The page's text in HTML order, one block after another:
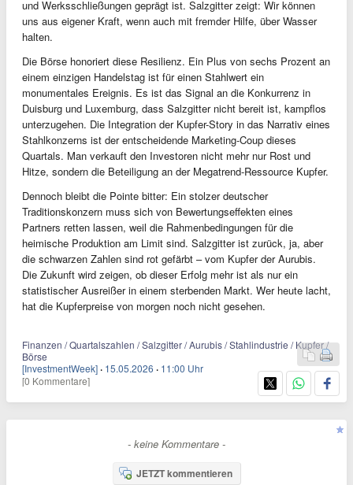
und Werksschließungen geprägt ist. Salzgitter zeigt: Wir können
uns aus eigener Kraft, wenn auch mit fremder Hilfe, über Wasser
halten.
Die Börse honoriert diese Resilienz. Ein Plus von sechs Prozent an
einem einzigen Handelstag ist für einen Stahlwert ein
monumentales Ereignis. Es ist das Signal an die Konkurrenz in
Duisburg und Luxemburg, dass Salzgitter nicht bereit ist, kampflos
unterzugehen. Die Integration der Kupfer-Story in das Narrativ eines
Stahlkonzerns ist der entscheidende Marketing-Coup dieses
Quartals. Man verkauft den Investoren nicht mehr nur Rost und
Hitze, sondern die Beteiligung an der Megatrend-Ressource Kupfer.
Dennoch bleibt die Pointe bitter: Ein stolzer deutscher
Traditionskonzern muss sich von Bewertungseffekten eines
Partners retten lassen, weil die Rahmenbedingungen für die
heimische Produktion am Limit sind. Salzgitter ist zurück, ja, aber
die schwarzen Zahlen sind rot gefärbt – vom Kupfer der Aurubis.
Die Zukunft wird zeigen, ob dieser Erfolg mehr ist als nur ein
statistischer Ausreißer in einem sterbenden Markt. Wer heute lacht,
hat die Kupferpreise von morgen noch nicht gesehen.
Finanzen / Quartalszahlen / Salzgitter / Aurubis / Stahlindustrie / Kupfer /
Börse
[InvestmentWeek] · 15.05.2026 · 11:00 Uhr
[0 Kommentare]
- keine Kommentare -
JETZT kommentieren